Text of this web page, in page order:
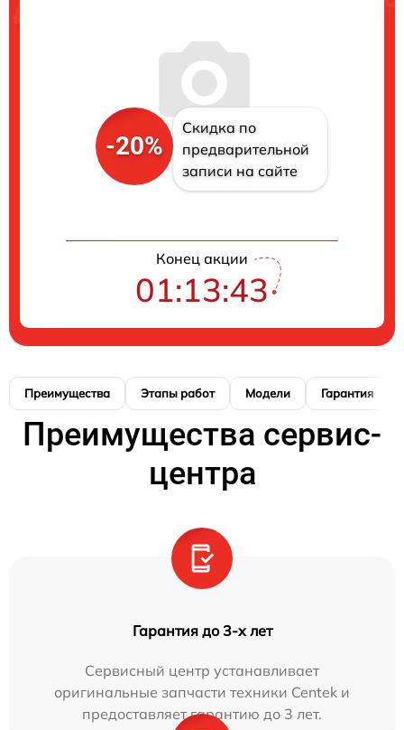
-20%
Скидка по
предварительной
записи на сайте
Конец акции
01:13:42
Преимущества Этапы работ Модели Гарантия
Преимущества сервис-
центра
Гарантия до 3-х лет
Сервисный центр устанавливает
оригинальные запчасти техники Centek и
предоставляет гарантию до 3 лет.